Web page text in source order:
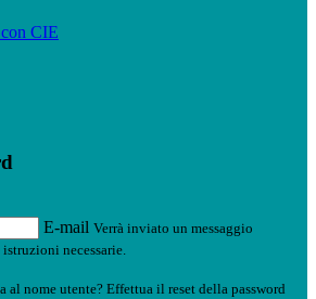
CIE
E-mail Verrà inviato un messaggio
necessarie.
al nome utente? Effettua il reset della password